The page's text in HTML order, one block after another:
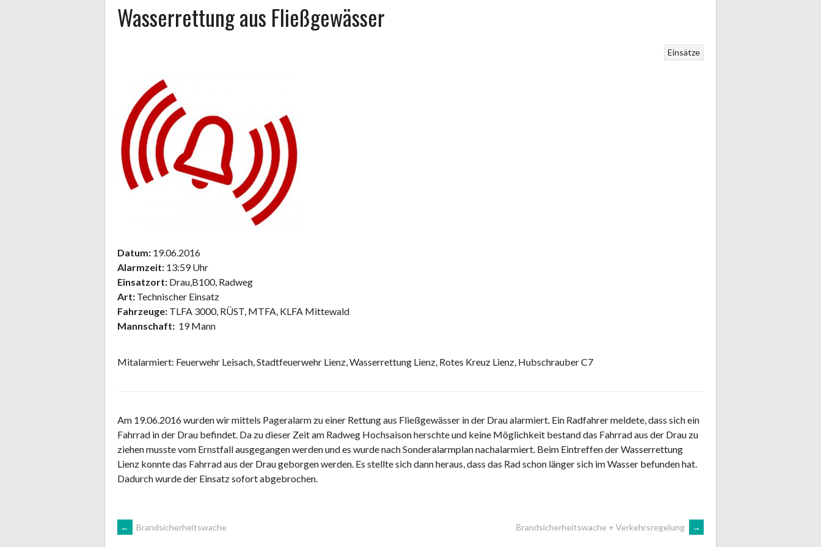
Wasserrettung aus Fließgewässer
Einsätze
Datum: 19.06.2016
Alarmzeit: 13:59 Uhr
Einsatzort: Drau,B100, Radweg
Art: Technischer Einsatz
Fahrzeuge: TLFA 3000, RÜST, MTFA, KLFA Mittewald
Mannschaft: 19 Mann
Mitalarmiert: Feuerwehr Leisach, Stadtfeuerwehr Lienz, Wasserrettung Lienz, Rotes Kreuz Lienz, Hubschrauber C7
Am 19.06.2016 wurden wir mittels Pageralarm zu einer Rettung aus Fließgewässer in der Drau alarmiert. Ein Radfahrer meldete, dass sich ein
Fahrrad in der Drau befindet. Da zu dieser Zeit am Radweg Hochsaison herschte und keine Möglichkeit bestand das Fahrrad aus der Drau zu
ziehen musste vom Ernstfall ausgegangen werden und es wurde nach Sonderalarmplan nachalarmiert. Beim Eintreffen der Wasserrettung
Lienz konnte das Fahrrad aus der Drau geborgen werden. Es stellte sich dann heraus, dass das Rad schon länger sich im Wasser befunden hat.
Dadurch wurde der Einsatz sofort abgebrochen.
ARTIKEL-
← Brandsicherheitswache Brandsicherheitswache + Verkehrsregelung →